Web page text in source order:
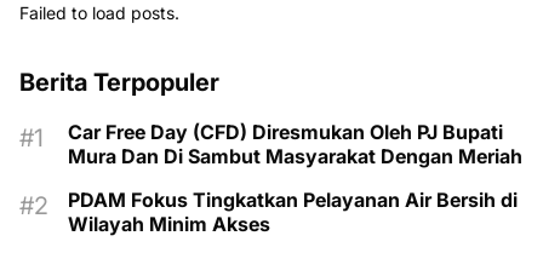
Failed to load posts.
Berita Terpopuler
Car Free Day (CFD) Diresmukan Oleh PJ Bupati
Mura Dan Di Sambut Masyarakat Dengan Meriah
PDAM Fokus Tingkatkan Pelayanan Air Bersih di
Wilayah Minim Akses